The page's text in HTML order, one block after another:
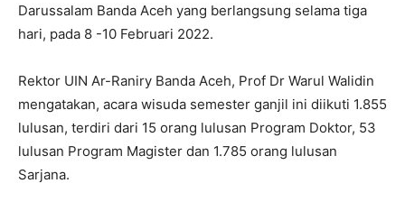
Darussalam Banda Aceh yang berlangsung selama tiga
hari, pada 8 -10 Februari 2022.
Rektor UIN Ar-Raniry Banda Aceh, Prof Dr Warul Walidin
mengatakan, acara wisuda semester ganjil ini diikuti 1.855
lulusan, terdiri dari 15 orang lulusan Program Doktor, 53
lulusan Program Magister dan 1.785 orang lulusan
Sarjana.